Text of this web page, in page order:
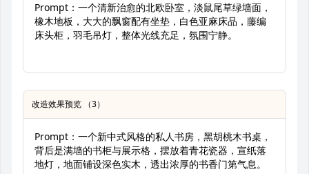
Prompt：一个清新治愈的北欧卧室，淡鼠尾草绿墙面，
橡木地板，大大的飘窗配有坐垫，白色亚麻床品，藤编
床头柜，羽毛吊灯，整体光线充足，氛围宁静。
改造效果预览 （3）
Prompt：一个新中式风格的私人书房，黑胡桃木书桌，
背后是满墙的书柜与展示格，摆放着青花瓷器，宣纸落
地灯，地面铺设深色实木，透出浓厚的书香门第气息。